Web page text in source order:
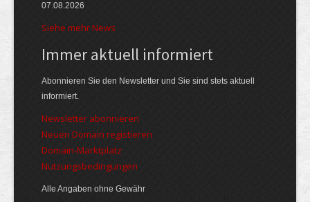
07.08.2026
Siehe mehr News
Immer aktuell informiert
Abonnieren Sie den Newsletter und Sie sind stets aktuell
informiert.
Newsletter abonnieren
Neuen Domain registieren
Domain-Marktplatz
Nutzungsbedingungen
Alle Angaben ohne Gewähr